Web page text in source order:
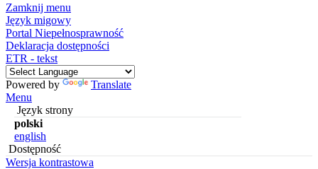
Zamknij menu
Język migowy
Portal Niepełnosprawność
Deklaracja dostępności
ETR - tekst
Powered by
Translate
Menu
Język strony
polski
english
Dostępność
Wersja kontrastowa